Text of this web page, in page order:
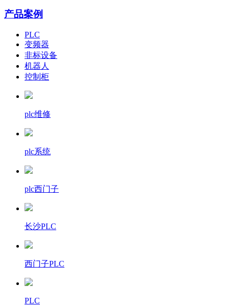
产品案例
PLC
变频器
非标设备
机器人
控制柜
plc维修
plc系统
plc西门子
长沙PLC
西门子PLC
PLC